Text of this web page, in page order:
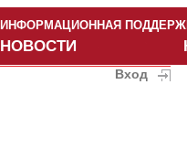
ИНФОРМАЦИОННАЯ
НОВОСТИ
Вход